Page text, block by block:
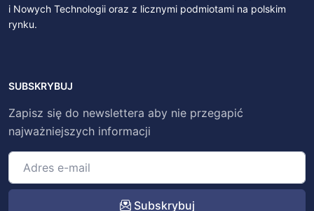
i Nowych Technologii oraz z licznymi podmiotami na polskim
rynku.
SUBSKRYBUJ
Zapisz się do newslettera aby nie przegapić
najważniejszych informacji
Subskrybuj